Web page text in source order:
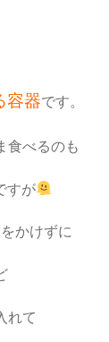
容器です。
食べるのも
すが
かけずに
れて